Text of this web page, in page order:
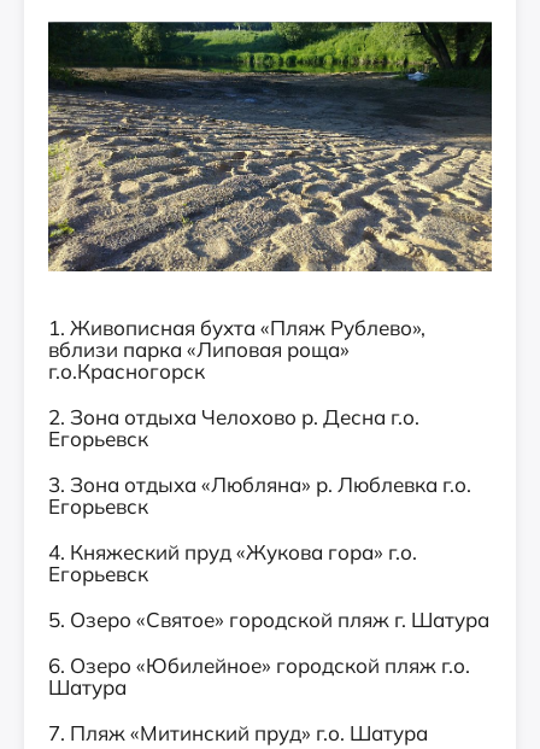
1. Живописная бухта «Пляж Рублево»,
вблизи парка «Липовая роща»
г.о.Красногорск
2. Зона отдыха Челохово р. Десна г.о.
Егорьевск
3. Зона отдыха «Любляна» р. Люблевка г.о.
Егорьевск
4. Княжеский пруд «Жукова гора» г.о.
Егорьевск
5. Озеро «Святое» городской пляж г. Шатура
6. Озеро «Юбилейное» городской пляж г.о.
Шатура
7. Пляж «Митинский пруд» г.о. Шатура